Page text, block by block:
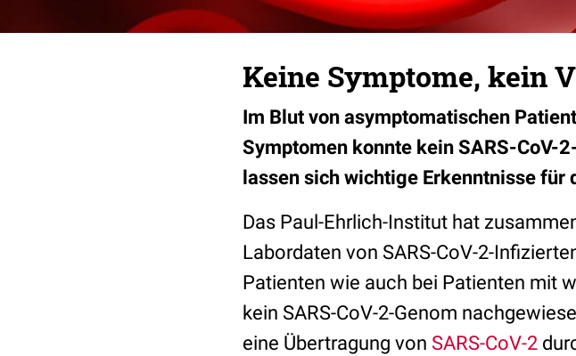
Keine Symptome, kein
Im Blut von asymptomatischen
Symptomen konnte kein SARS-CoV-
lassen sich wichtige Erkenntnisse für
Das Paul-Ehrlich-Institut hat
Labordaten von SARS-CoV-2-
Patienten wie auch bei Patienten mit
kein SARS-CoV-2-Genom
eine Übertragung von SARS-CoV-2